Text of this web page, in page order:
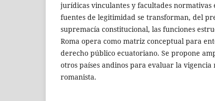
jurídicas vinculantes y facultades
fuentes de legitimidad se transforman, del
supremacía constitucional, las funciones
Roma opera como matriz conceptual para
derecho público ecuatoriano. Se propone
otros países andinos para evaluar la
romanista.